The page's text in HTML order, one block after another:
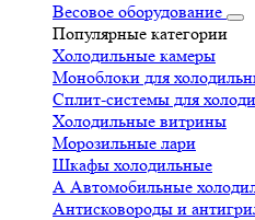
Весовое оборудование
Популярные категории
Холодильные камеры
Моноблоки для
Сплит-системы для
Холодильные витрины
Морозильные лари
Шкафы холодильные
А Автомобильные
Антисковороды и